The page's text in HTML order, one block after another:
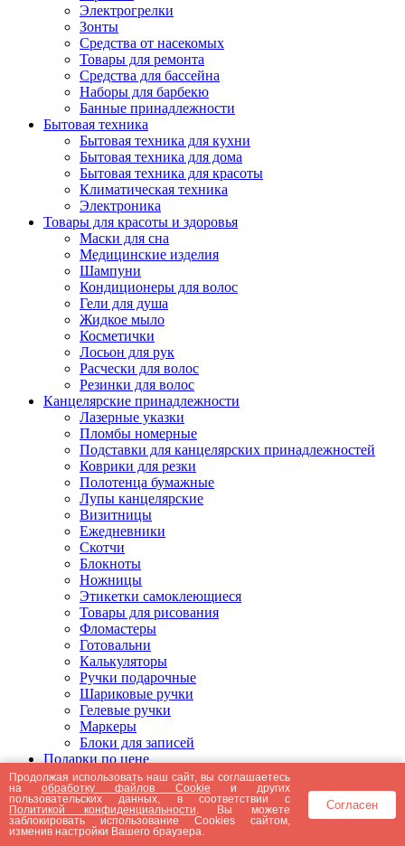
Электрогрелки
Зонты
Средства от насекомых
Товары для ремонта
Средства для бассейна
Наборы для барбекю
Банные принадлежности
Бытовая техника
Бытовая техника для кухни
Бытовая техника для дома
Бытовая техника для красоты
Климатическая техника
Электроника
Товары для красоты и здоровья
Маски для сна
Медицинские изделия
Шампуни
Кондиционеры для волос
Гели для душа
Жидкое мыло
Косметички
Лосьон для рук
Расчески для волос
Резинки для волос
Канцелярские принадлежности
Лазерные указки
Пломбы номерные
Подставки для канцелярских принадлежностей
Коврики для резки
Полотенца бумажные
Лупы канцелярские
Визитницы
Ежедневники
Скотчи
Блокноты
Ножницы
Этикетки самоклеющиеся
Товары для рисования
Фломастеры
Готовальни
Калькуляторы
Ручки подарочные
Шариковые ручки
Гелевые ручки
Маркеры
Блоки для записей
Подарки по цене
Подарки от 5000 рублей
Подарки до 5000 рублей
Подарки до 3000 рублей
Подарки до 2000 рублей
Подарки до 1000 рублей
Продолжая использовать наш сайт, вы соглашаетесь
наобработку файлов Cookie и других
пользовательских данных, в соответствии с
Политикой конфиденциальности . Вы можете
заблокировать использование Cookies сайтом,
изменив настройки Вашего браузера.
Согласен